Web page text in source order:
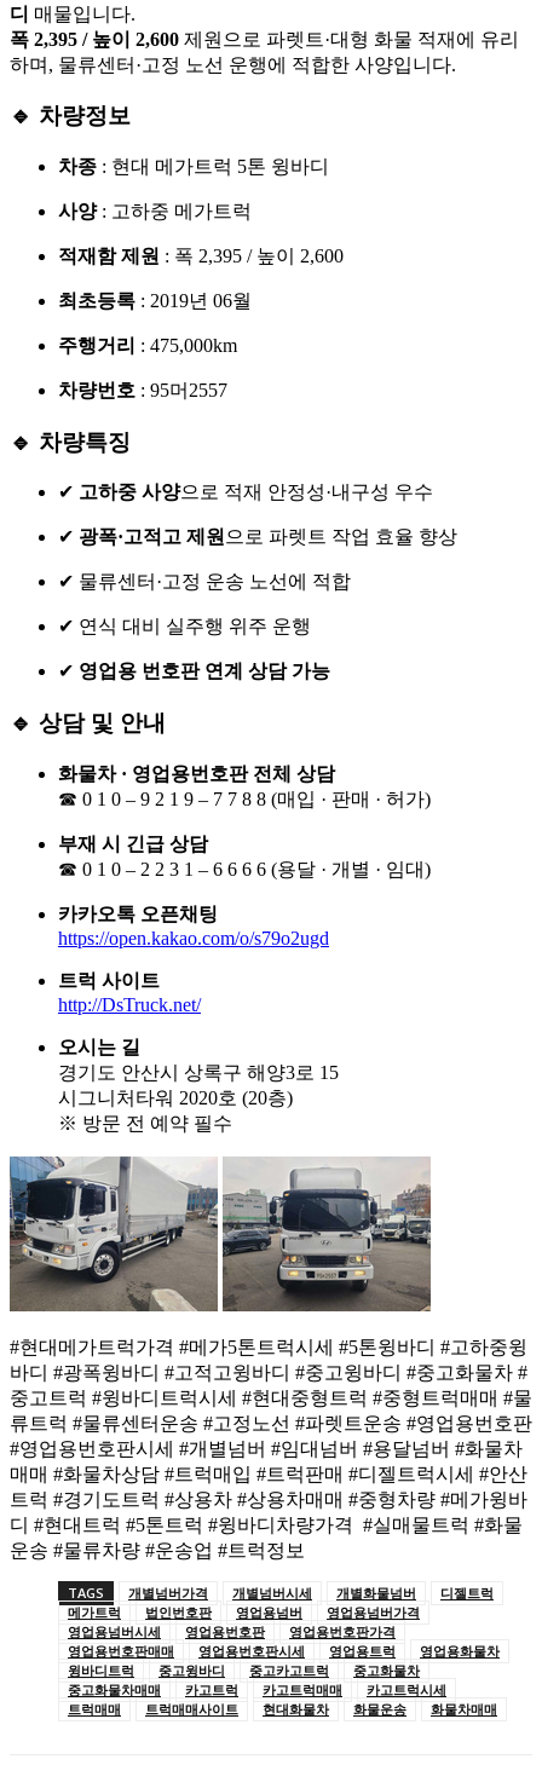
디 매물입니다.
폭 2,395 / 높이 2,600 제원으로 파렛트·대형 화물 적재에 유리
하며, 물류센터·고정 노선 운행에 적합한 사양입니다.
🔹 차량정보
차종 : 현대 메가트럭 5톤 윙바디
사양: 고하중 메가트럭
적재함 제원 : 폭 2,395 / 높이 2,600
최초등록 : 2019년 06월
주행거리 : 475,000km
차량번호 : 95머2557
🔹 차량특징
✔ 고하중 사양으로 적재 안정성·내구성 우수
✔ 광폭·고적고 제원 으로 파렛트 작업 효율 향상
✔ 물류센터·고정 운송 노선에 적합
✔ 연식 대비 실주행 위주 운행
✔ 영업용 번호판 연계 상담 가능
🔹 상담 및 안내
화물차 · 영업용번호판 전체 상담
☎ 0 1 0 – 9 2 1 9 – 7 7 8 8 (매입 · 판매 · 허가)
부재 시 긴급 상담
☎ 0 1 0 – 2 2 3 1 – 6 6 6 6 (용달 · 개별 · 임대)
카카오톡 오픈채팅
https://open.kakao.com/o/s79o2ugd
트럭 사이트
http://DsTruck.net/
오시는 길
경기도 안산시 상록구 해양3로 15
시그니처타워 2020호 (20층)
※ 방문 전 예약 필수
#현대메가트럭가격 #메가5톤트럭시세 #5톤윙바디 #고하중윙
바디 #광폭윙바디 #고적고윙바디 #중고윙바디 #중고화물차 #
중고트럭 #윙바디트럭시세 #현대중형트럭 #중형트럭매매 #물
류트럭 #물류센터운송 #고정노선 #파렛트운송 #영업용번호판
#영업용번호판시세 #개별넘버 #임대넘버 #용달넘버 #화물차
매매 #화물차상담 #트럭매입 #트럭판매 #디젤트럭시세 #안산
트럭 #경기도트럭 #상용차 #상용차매매 #중형차량 #메가윙바
디 #현대트럭 #5톤트럭 #윙바디차량가격 #실매물트럭 #화물
운송 #물류차량 #운송업 #트럭정보
TAGS 개별넘버가격 개별넘버시세 개별화물넘버
디젤트럭
메가트럭
법인번호판 영업용넘버
영업용넘버가격
영업용넘버시세
영업용번호판
영업용번호판가격
영업용번호판매매
영업용번호판시세 영업용트럭
영업용화물차
윙바디트럭
중고윙바디 중고카고트럭
중고화물차
중고화물차매매
카고트럭 카고트럭매매
카고트럭시세
트럭매매
트럭매매사이트 현대화물차 화물운송 화물차매매